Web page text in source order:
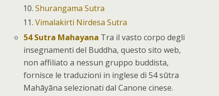
Shurangama Sutra
Vimalakirti Nirdesa Sutra
54 Sutra Mahayana Tra il vasto corpo degli
insegnamenti del Buddha, questo sito web,
non affiliato a nessun gruppo buddista,
fornisce le traduzioni in inglese di 54 sūtra
Mahāyāna selezionati dal Canone cinese.